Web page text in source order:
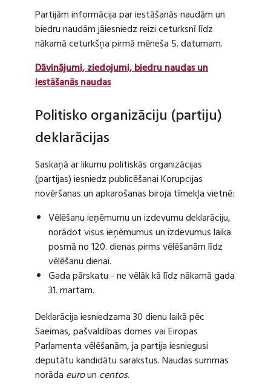
Partijām informācija par iestāšanās naudām un
biedru naudām jāiesniedz reizi ceturksnī līdz
nākamā ceturkšņa pirmā mēneša 5. datumam.
Dāvinājumi, ziedojumi, biedru naudas un
iestāšanās naudas
Politisko organizāciju (partiju)
deklarācijas
Saskaņā ar likumu politiskās organizācijas
(partijas) iesniedz publicēšanai Korupcijas
novēršanas un apkarošanas biroja tīmekļa vietnē:
Vēlēšanu ieņēmumu un izdevumu deklarāciju,
norādot visus ieņēmumus un izdevumus laika
posmā no 120. dienas pirms vēlēšanām līdz
vēlēšanu dienai.
Gada pārskatu - ne vēlāk kā līdz nākamā gada
31. martam.
Deklarācija iesniedzama 30 dienu laikā pēc
Saeimas, pašvaldības domes vai Eiropas
Parlamenta vēlēšanām, ja partija iesniegusi
deputātu kandidātu sarakstus. Naudas summas
norāda euroun centos.